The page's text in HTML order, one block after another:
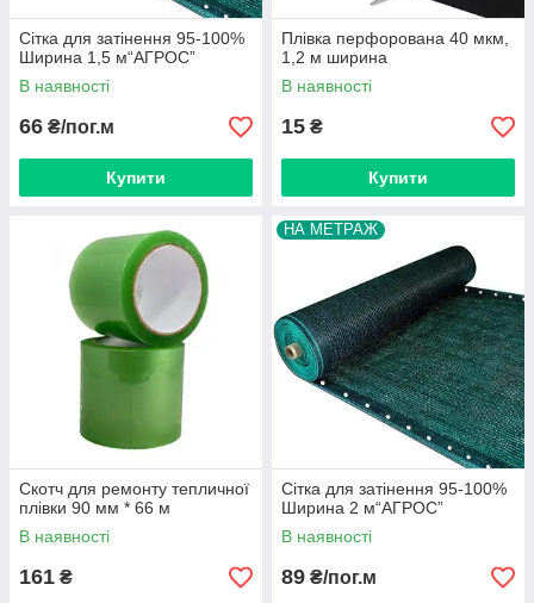
Сітка для затінення 95-100%
Ширина 1,5 м“AГРОС”
В наявності
66 ₴/пог.м
Купити
Плівка перфорована 40 мкм,
1,2 м ширина
В наявності
15 ₴
Купити
Скотч для ремонту тепличної
плівки 90 мм * 66 м
В наявності
161 ₴
НА МЕТРАЖ
Сітка для затінення 95-100%
Ширина 2 м“AГРОС”
В наявності
89 ₴/пог.м